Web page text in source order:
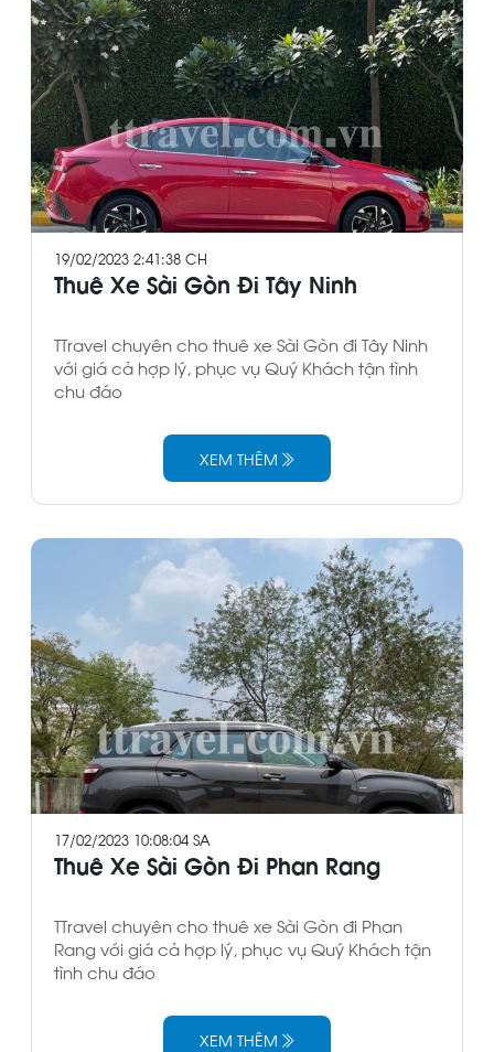
19/02/2023 2:41:38 CH
Thuê Xe Sài Gòn Đi Tây Ninh
TTravel chuyên cho thuê xe Sài Gòn đi Tây Ninh
với giá cả hợp lý, phục vụ Quý Khách tận tình
chu đáo
XEM THÊM
17/02/2023 10:08:04 SA
Thuê Xe Sài Gòn Đi Phan Rang
TTravel chuyên cho thuê xe Sài Gòn đi Phan
Rang với giá cả hợp lý, phục vụ Quý Khách tận
tình chu đáo
XEM THÊM